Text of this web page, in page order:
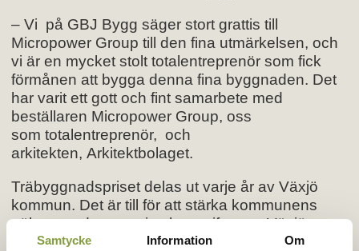
Samtycke Information Om
– Vi på GBJ Bygg säger stort grattis till
Micropower Group till den fina utmärkelsen, och
vi är en mycket stolt totalentreprenör som fick
förmånen att bygga denna fina byggnaden. Det
har varit ett gott och fint samarbete med
beställaren Micropower Group, oss
som totalentreprenör, och
arkitekten, Arkitektbolaget.
Träbyggnadspriset delas ut varje år av Växjö
kommun. Det är till för att stärka kommunens
träbyggnadsstrategi och manifestera Växjö som
ledande i landet inom träbyggnation.